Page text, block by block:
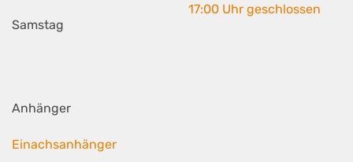
Samstag
17:00 Uhr geschlossen
Anhänger
Einachsanhänger